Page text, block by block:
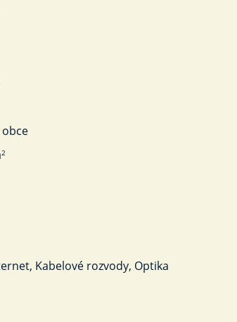
obce
2
Kabelové rozvody, Optika